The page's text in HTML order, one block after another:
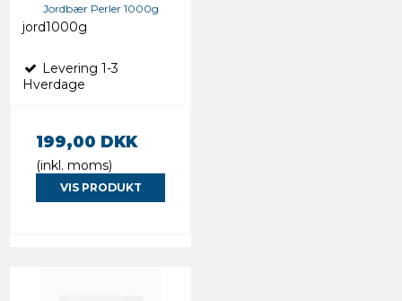
Jordbær Perler 1000g
jord1000g
Levering 1-3
Hverdage
199,00 DKK
(inkl. moms)
VIS PRODUKT